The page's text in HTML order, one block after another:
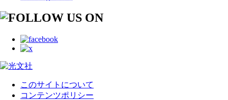
このサイトについて
コンテンツポリシー